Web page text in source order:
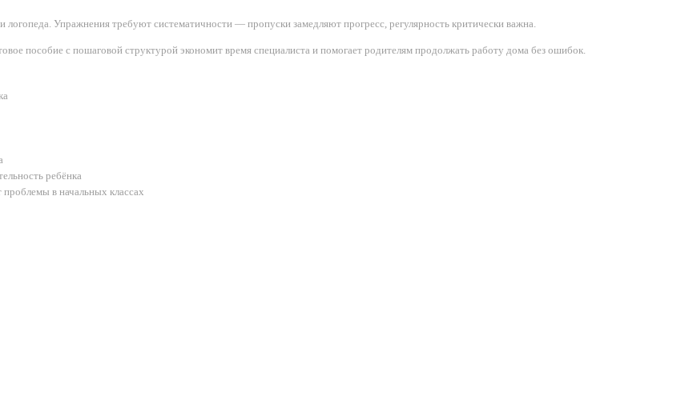
Упражнения требуют систематичности — пропуски замедляют прогресс, регулярность критически важна.
пособие с пошаговой структурой экономит время специалиста и помогает родителям продолжать работу дома без ошибок.
ребёнка
в начальных классах